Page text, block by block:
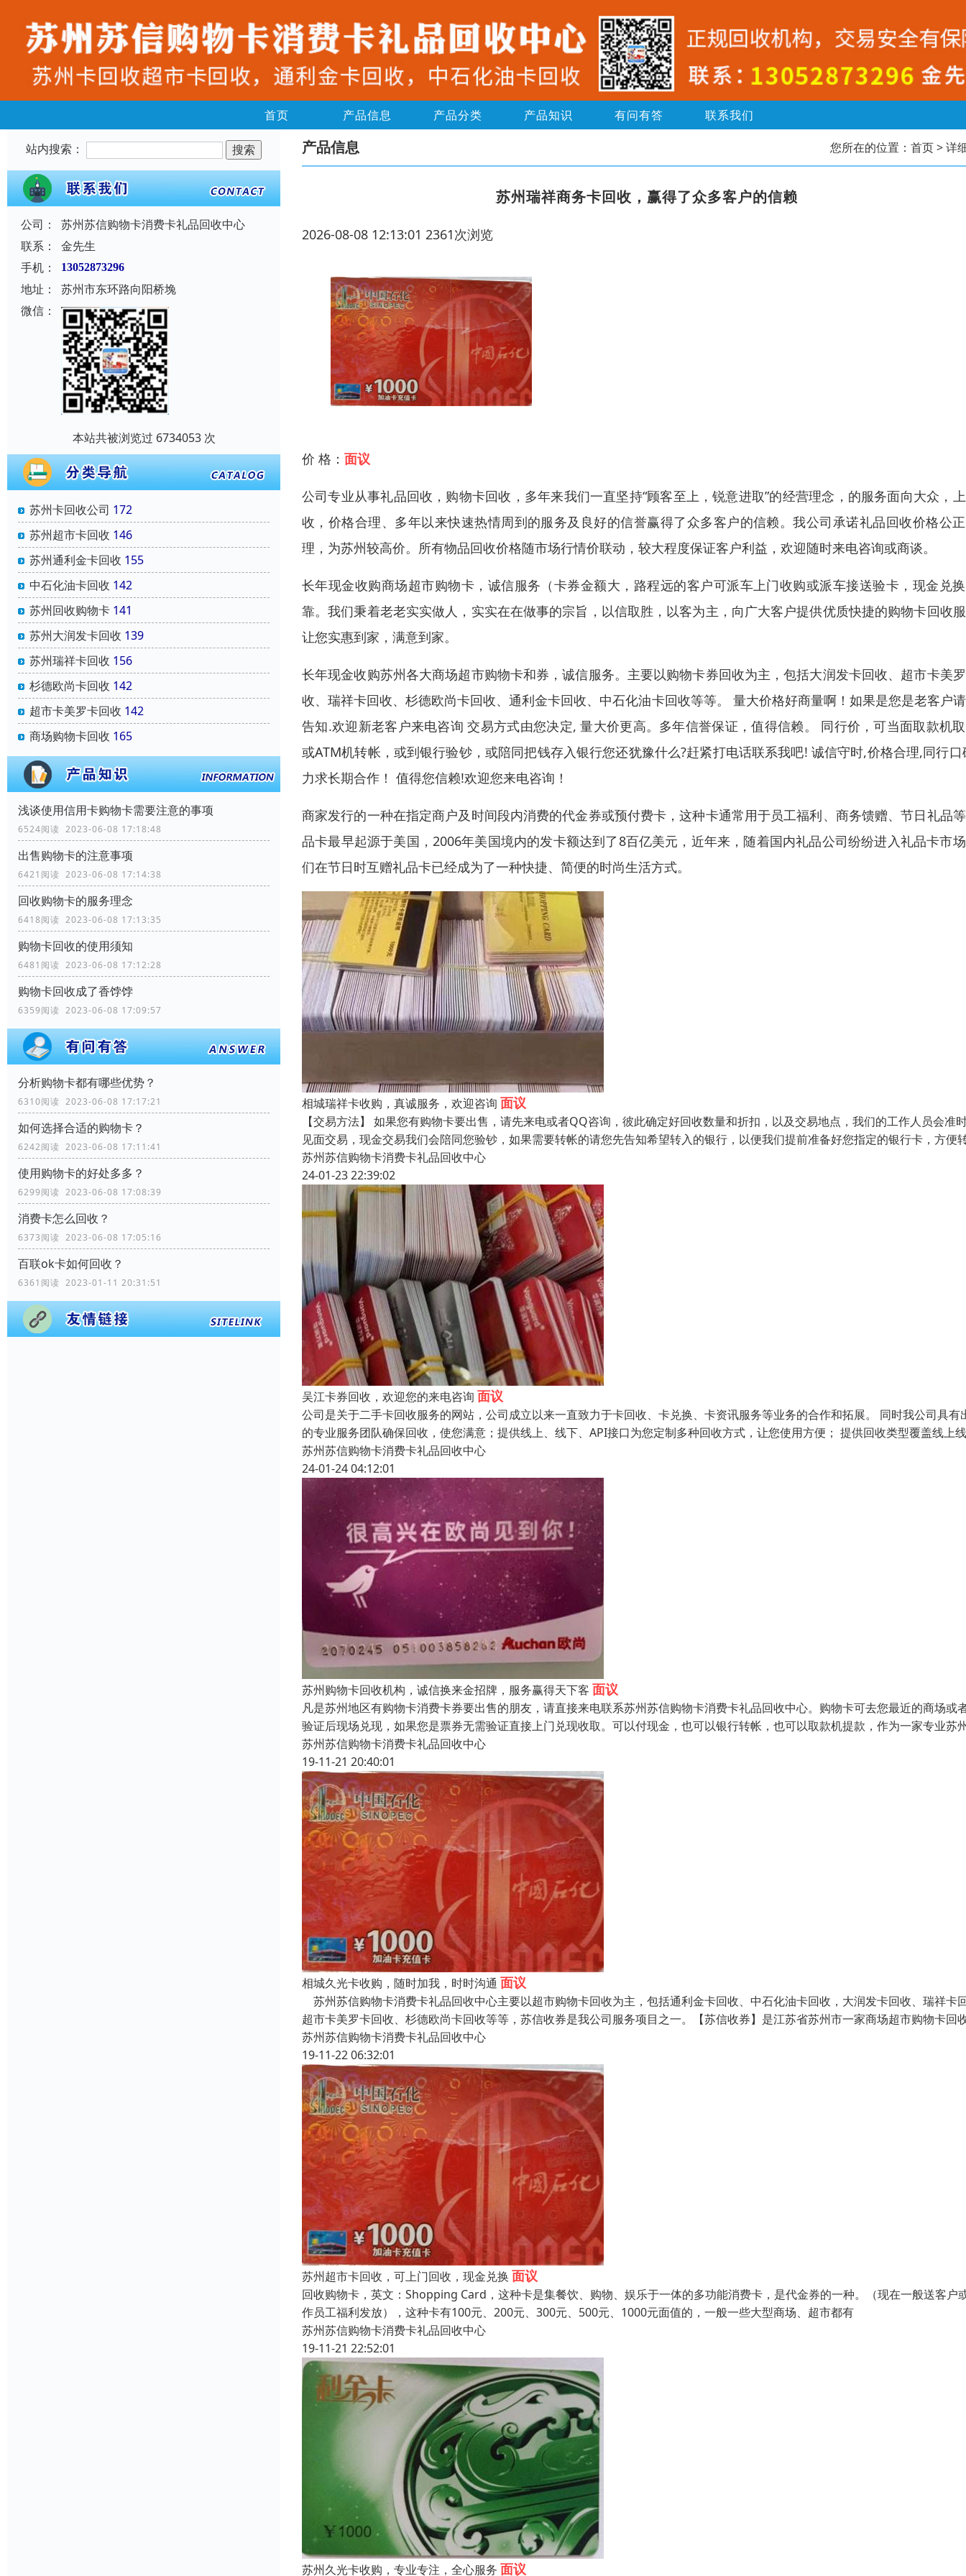
首页 产品信息 产品分类 产品知识 有问有答 联系我们
站内搜索：
公司：
苏州苏信购物卡消费卡礼品回收中心
联系：
金先生
手机：
13052873296
地址：
苏州市东环路向阳桥堍
微信：
本站共被浏览过 6734053 次
苏州卡回收公司 172
苏州超市卡回收 146
苏州通利金卡回收 155
中石化油卡回收 142
苏州回收购物卡 141
苏州大润发卡回收 139
苏州瑞祥卡回收 156
杉德欧尚卡回收 142
超市卡美罗卡回收 142
商场购物卡回收 165
浅谈使用信用卡购物卡需要注意的事项
6524阅读 2023-06-08 17:18:48
出售购物卡的注意事项
6421阅读 2023-06-08 17:14:38
回收购物卡的服务理念
6418阅读 2023-06-08 17:13:35
购物卡回收的使用须知
6481阅读 2023-06-08 17:12:28
购物卡回收成了香饽饽
6359阅读 2023-06-08 17:09:57
分析购物卡都有哪些优势？
6310阅读 2023-06-08 17:17:21
如何选择合适的购物卡？
6242阅读 2023-06-08 17:11:41
使用购物卡的好处多多？
6299阅读 2023-06-08 17:08:39
消费卡怎么回收？
6373阅读 2023-06-08 17:05:16
百联ok卡如何回收？
6361阅读 2023-01-11 20:31:51
产品信息 您所在的位置： 首页> 详
苏州瑞祥商务卡回收，赢得了众多客户的信赖
2026-08-08 12:13:01 2361次浏览
价 格： 面议
公司专业从事礼品回收，购物卡回收，多年来我们一直坚持“顾客至上，锐意进取”的经营理念，的服务面向大众，
收，价格合理、多年以来快速热情周到的服务及良好的信誉赢得了众多客户的信赖。我公司承诺礼品回收价格公
理，为苏州较高价。所有物品回收价格随市场行情价联动，较大程度保证客户利益，欢迎随时来电咨询或商谈。
长年现金收购商场超市购物卡，诚信服务（卡券金额大，路程远的客户可派车上门收购或派车接送验卡，现金兑
靠。我们秉着老老实实做人，实实在在做事的宗旨，以信取胜，以客为主，向广大客户提供优质快捷的购物卡回收
让您实惠到家，满意到家。
长年现金收购苏州各大商场超市购物卡和券，诚信服务。主要以购物卡券回收为主，包括大润发卡回收、超市卡美
收、瑞祥卡回收、杉德欧尚卡回收、通利金卡回收、中石化油卡回收等等。 量大价格好商量啊！如果是您是老客户
告知.欢迎新老客户来电咨询 交易方式由您决定, 量大价更高。多年信誉保证，值得信赖。 同行价，可当面取款机
或ATM机转帐，或到银行验钞，或陪同把钱存入银行您还犹豫什么?赶紧打电话联系我吧! 诚信守时,价格合理,同行口
力求长期合作！ 值得您信赖!欢迎您来电咨询！
商家发行的一种在指定商户及时间段内消费的代金券或预付费卡，这种卡通常用于员工福利、商务馈赠、节日礼品
品卡最早起源于美国，2006年美国境内的发卡额达到了8百亿美元，近年来，随着国内礼品公司纷纷进入礼品卡市
们在节日时互赠礼品卡已经成为了一种快捷、简便的时尚生活方式。
相城瑞祥卡收购，真诚服务，欢迎咨询 面议
【交易方法】 如果您有购物卡要出售，请先来电或者QQ咨询，彼此确定好回收数量和折扣，以及交易地点，我们的工作人员会准
见面交易，现金交易我们会陪同您验钞，如果需要转帐的请您先告知希望转入的银行，以便我们提前准备好您指定的银行卡，方便
苏州苏信购物卡消费卡礼品回收中心
24-01-23 22:39:02
吴江卡券回收，欢迎您的来电咨询 面议
公司是关于二手卡回收服务的网站，公司成立以来一直致力于卡回收、卡兑换、卡资讯服务等业务的合作和拓展。 同时我公司具有
的专业服务团队确保回收，使您满意；提供线上、线下、API接口为您定制多种回收方式，让您使用方便； 提供回收类型覆盖线上线
苏州苏信购物卡消费卡礼品回收中心
24-01-24 04:12:01
苏州购物卡回收机构，诚信换来金招牌，服务赢得天下客 面议
凡是苏州地区有购物卡消费卡券要出售的朋友，请直接来电联系苏州苏信购物卡消费卡礼品回收中心。购物卡可去您最近的商场或
验证后现场兑现，如果您是票券无需验证直接上门兑现收取。可以付现金，也可以银行转帐，也可以取款机提款，作为一家专业苏
苏州苏信购物卡消费卡礼品回收中心
19-11-21 20:40:01
相城久光卡收购，随时加我，时时沟通 面议
苏州苏信购物卡消费卡礼品回收中心主要以超市购物卡回收为主，包括通利金卡回收、中石化油卡回收，大润发卡回收、瑞祥卡
超市卡美罗卡回收、杉德欧尚卡回收等等，苏信收券是我公司服务项目之一。【苏信收券】是江苏省苏州市一家商场超市购物卡回
苏州苏信购物卡消费卡礼品回收中心
19-11-22 06:32:01
苏州超市卡回收，可上门回收，现金兑换 面议
回收购物卡，英文：Shopping Card，这种卡是集餐饮、购物、娱乐于一体的多功能消费卡，是代金券的一种。（现在一般送客户
作员工福利发放），这种卡有100元、200元、300元、500元、1000元面值的，一般一些大型商场、超市都有
苏州苏信购物卡消费卡礼品回收中心
19-11-21 22:52:01
苏州久光卡收购，专业专注，全心服务 面议